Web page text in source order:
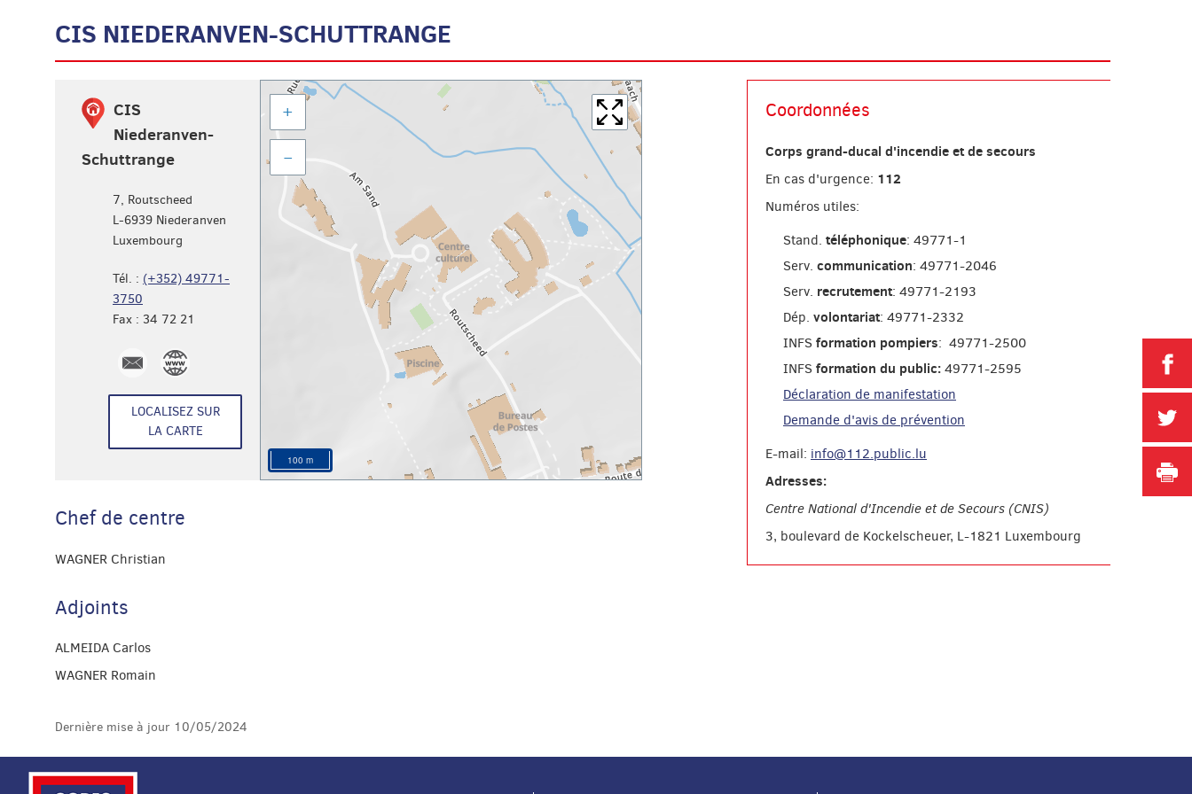
CIS NIEDERANVEN-SCHUTTRANGE
l'adresse
+
–
100 m
CIS
Niederanven-
Schuttrange
7, Routscheed
L-6939 Niederanven
Luxembourg
Tél. : (+352) 49771-
3750
Fax : 34 72 21
Schuttrange
LOCALISEZ SUR
LA CARTE
Chef de centre
WAGNER Christian
Adjoints
ALMEIDA Carlos
WAGNER Romain
Coordonnées
Corps grand-ducal d'incendie et de secours
En cas d'urgence: 112
Numéros utiles:
Stand. téléphonique: 49771-1
Serv. communication: 49771-2046
Serv. recrutement: 49771-2193
Dép. volontariat: 49771-2332
INFS formation pompiers: 49771-2500
INFS formation du public: 49771-2595
Déclaration de manifestation
Demande d'avis de prévention
E-mail: info@112.public.lu
Adresses:
Centre National d'Incendie et de Secours (CNIS)
3, boulevard de Kockelscheuer, L-1821 Luxembourg
Dernière mise à jour 10/05/2024